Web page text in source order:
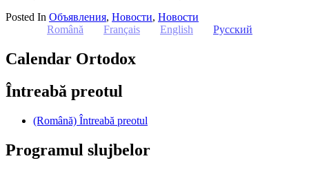
Posted In Объявления, Новости, Новости
Română
Français English Русский
Calendar Ortodox
Întreabă preotul
(Română) Întreabă preotul
Programul slujbelor